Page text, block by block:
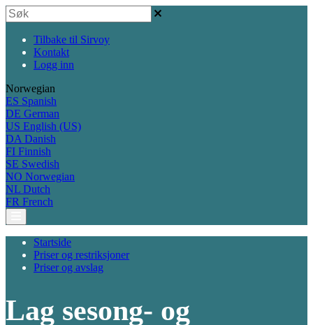
Tilbake til Sirvoy
Kontakt
Logg inn
Norwegian
ES Spanish
DE German
US English (US)
DA Danish
FI Finnish
SE Swedish
NO Norwegian
NL Dutch
FR French
Startside
Priser og restriksjoner
Priser og avslag
Lag sesong- og